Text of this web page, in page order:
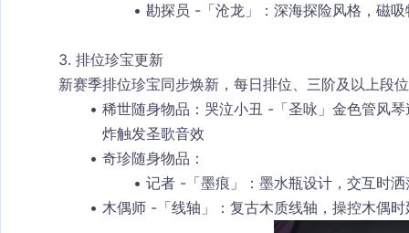
勘探员 -「沧龙」：深海探险风格，磁
3. 排位珍宝更新
新赛季排位珍宝同步焕新，每日排位、三阶及以上段
稀世随身物品 ：哭泣小丑 -「圣咏」金色管风
炸触发圣歌音效
奇珍随身物品 ：
记者 -「墨痕」：墨水瓶设计，交互时
木偶师 -「线轴」：复古木质线轴，操控木偶